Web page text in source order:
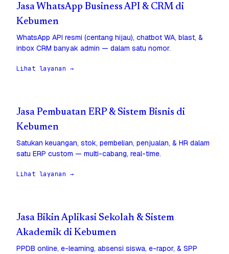
Jasa WhatsApp Business API & CRM di
Kebumen
WhatsApp API resmi (centang hijau), chatbot WA, blast, &
inbox CRM banyak admin — dalam satu nomor.
Lihat layanan →
Jasa Pembuatan ERP & Sistem Bisnis di
Kebumen
Satukan keuangan, stok, pembelian, penjualan, & HR dalam
satu ERP custom — multi-cabang, real-time.
Lihat layanan →
Jasa Bikin Aplikasi Sekolah & Sistem
Akademik di Kebumen
PPDB online, e-learning, absensi siswa, e-rapor, & SPP